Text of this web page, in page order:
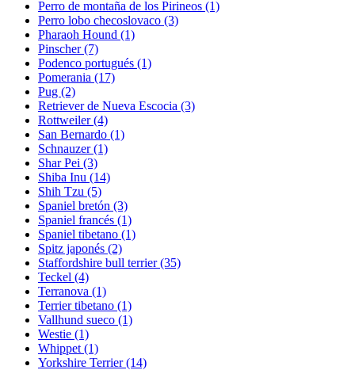
Perro de montaña de los Pirineos (1)
Perro lobo checoslovaco (3)
Pharaoh Hound (1)
Pinscher(7)
Podenco portugués (1)
Pomerania (17)
Pug (2)
Retriever de Nueva Escocia (3)
Rottweiler(4)
San Bernardo (1)
Schnauzer(1)
Shar Pei (3)
Shiba Inu (14)
Shih Tzu (5)
Spaniel bretón (3)
Spaniel francés (1)
Spaniel tibetano (1)
Spitz japonés (2)
Staffordshire bull terrier(35)
Teckel (4)
Terranova (1)
Terrier tibetano (1)
Vallhund sueco (1)
Westie (1)
Whippet (1)
Yorkshire Terrier(14)